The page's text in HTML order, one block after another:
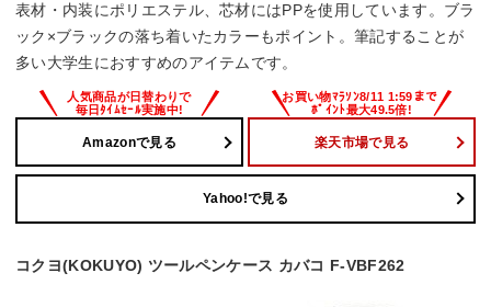
表材・内装にポリエステル、芯材にはPPを使用しています。ブラ
ック×ブラックの落ち着いたカラーもポイント。筆記することが
多い大学生におすすめのアイテムです。
Amazonで見る 楽天市場で見る
Yahoo!で見る
コクヨ(KOKUYO) ツールペンケース カバコ F-VBF262